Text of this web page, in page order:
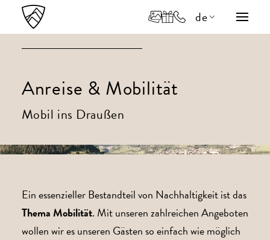
de
en
Anreise & Mobilität
Mobil ins Draußen
Ein essenzieller Bestandteil von Nachhaltigkeit ist das
Thema Mobilität. Mit unseren zahlreichen Angeboten
wollen wir es unseren Gästen so einfach wie möglich